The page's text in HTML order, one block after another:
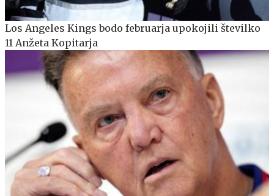
Los Angeles Kings bodo februarja upokojili številko
11 Anžeta Kopitarja